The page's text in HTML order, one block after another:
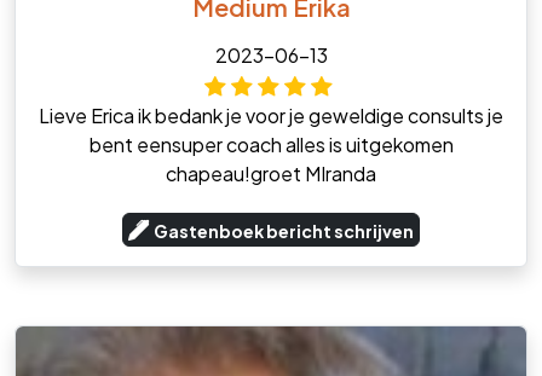
Medium Erika
2023-06-13
Lieve Erica ik bedank je voor je geweldige consults je
bent eensuper coach alles is uitgekomen
chapeau!groet MIranda
Gastenboek bericht schrijven